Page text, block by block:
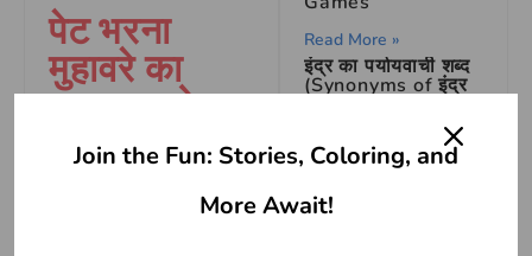
पेट भरना
मुहावरे का
वाक्य प्रयोग
वाक्य प्रयोग – जब से उसे
नई नौकरी मिली है, वह हर
Read More »
इंद्र का पर्यायवाची शब्द
(Synonyms of इंद्र
Read More »
Join the Fun: Stories, Coloring, and
More Await!